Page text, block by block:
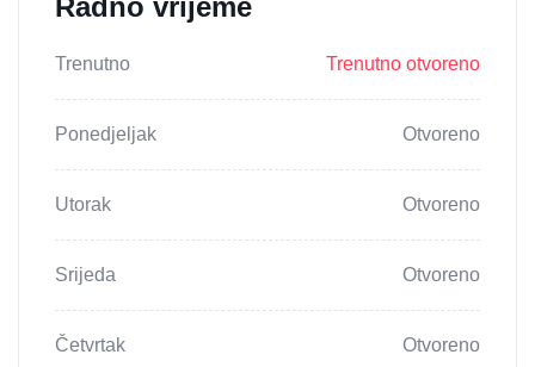
Radno vrijeme
Trenutno Trenutno otvoreno
Ponedjeljak Otvoreno
Utorak Otvoreno
Srijeda Otvoreno
Četvrtak Otvoreno